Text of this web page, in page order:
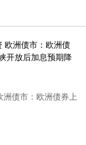
洲债市：欧洲债券上